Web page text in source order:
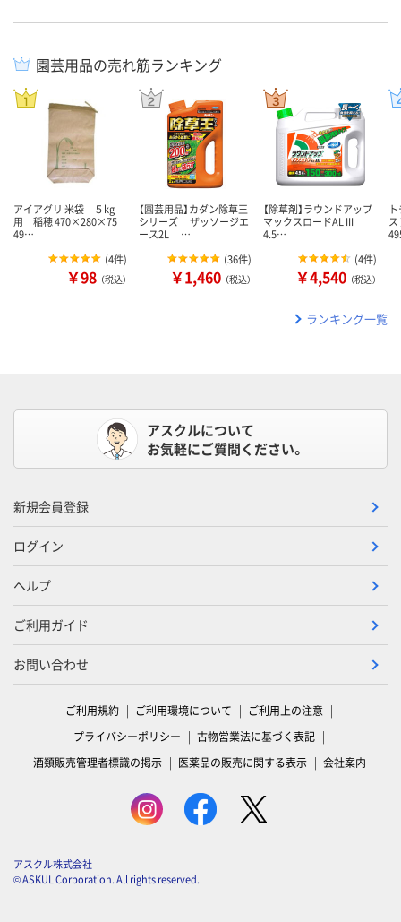
園芸用品の売れ筋ランキング
アイアグリ 米袋 ５kg
用 稲穂 470×280×75
49…
(4件)
￥98 （税込）
【園芸用品】カダン除草王
シリーズ ザッソージエ
ース2L …
(36件)
￥1,460 （税込）
【除草剤】ラウンドアップ
マックスロードAL III
4.5…
(4件)
￥4,540 （税込）
ランキング一覧
アスクルについて
お気軽にご質問ください。
新規会員登録
ログイン
ヘルプ
ご利用ガイド
お問い合わせ
ご利用規約 ご利用環境について
ご利用上の注意
プライバシーポリシー
古物営業法に基づく表記
酒類販売管理者標識の掲示
医薬品の販売に関する表示 会社案内
アスクル株式会社
© ASKUL Corporation. All rights reserved.